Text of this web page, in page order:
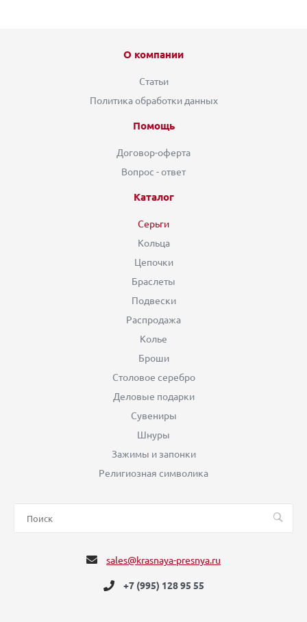
О компании
Статьи
Политика обработки данных
Помощь
Договор-оферта
Вопрос - ответ
Каталог
Серьги
Кольца
Цепочки
Браслеты
Подвески
Распродажа
Колье
Броши
Столовое серебро
Деловые подарки
Сувениры
Шнуры
Зажимы и запонки
Религиозная символика
sales@krasnaya-presnya.ru
+7 (995) 128 95 55